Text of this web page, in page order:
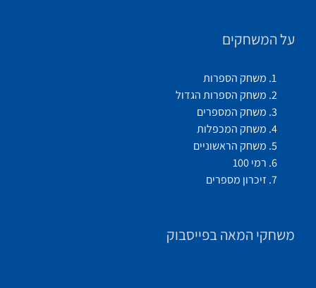
על המשחקים
משחק הספרות
משחק הספרות הגדול
משחק המספרים
משחק המכפלות
משחק הראשוניים
רמי 100
זיכרון מספרים
משחקי המאה בפייסבוק